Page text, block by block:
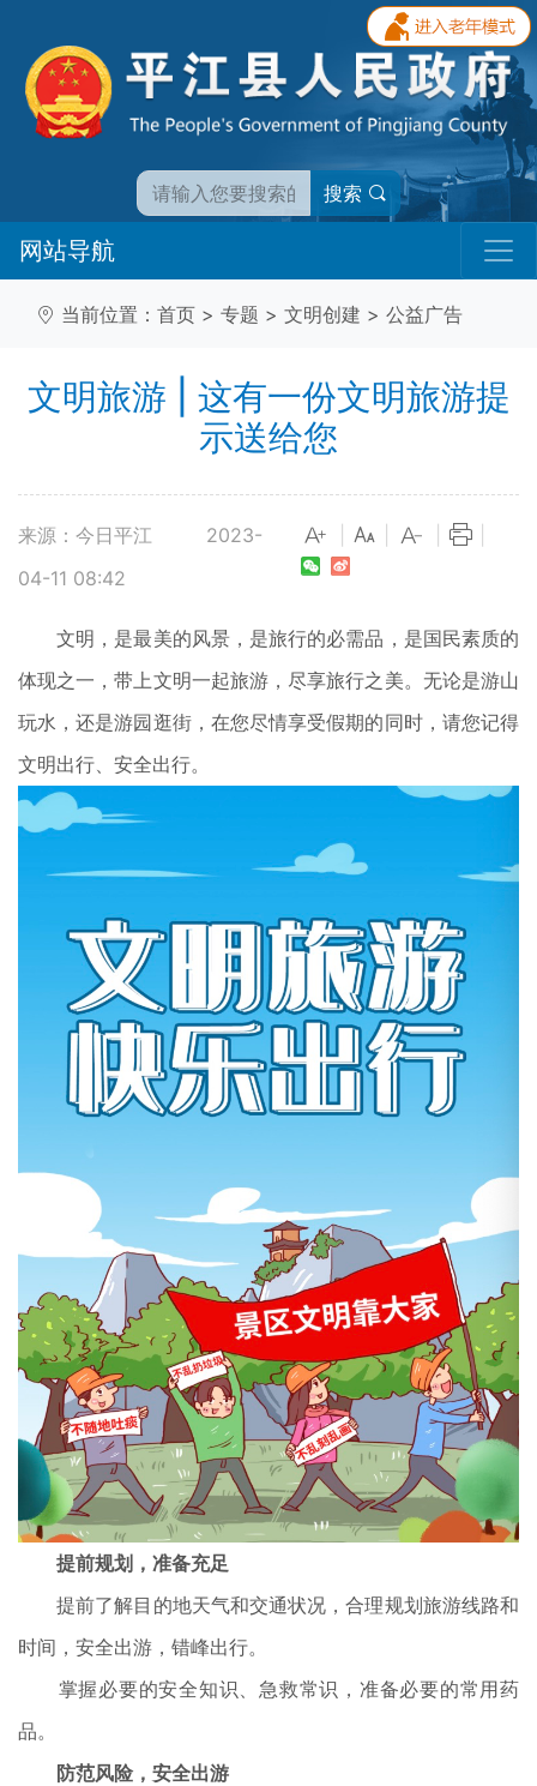
搜索
网站导航
当前位置： 首页 > 专题 > 文明创建 > 公益广告
文明旅游 | 这有一份文明旅游提
示送给您
来源：今日平江
2023-
04-11 08:42
文明，是最美的风景，是旅行的必需品，是国民素质的
体现之一，带上文明一起旅游，尽享旅行之美。无论是游山
玩水，还是游园逛街，在您尽情享受假期的同时，请您记得
文明出行、安全出行。
提前规划，准备充足
提前了解目的地天气和交通状况，合理规划旅游线路和
时间，安全出游，错峰出行。
掌握必要的安全知识、急救常识，准备必要的常用药
品。
防范风险，安全出游